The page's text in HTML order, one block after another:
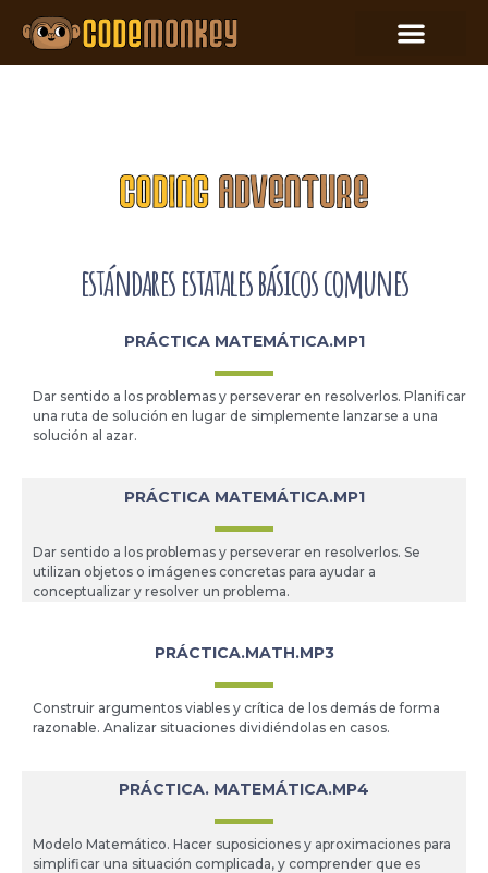
estándares estatales básicos comunes
PRÁCTICA MATEMÁTICA.MP1
Dar sentido a los problemas y perseverar en resolverlos. Planificar
una ruta de solución en lugar de simplemente lanzarse a una
solución al azar.
PRÁCTICA MATEMÁTICA.MP1
Dar sentido a los problemas y perseverar en resolverlos. Se
utilizan objetos o imágenes concretas para ayudar a
conceptualizar y resolver un problema.
PRÁCTICA.MATH.MP3
Construir argumentos viables y crítica de los demás de forma
razonable. Analizar situaciones dividiéndolas en casos.
PRÁCTICA. MATEMÁTICA.MP4
Modelo Matemático. Hacer suposiciones y aproximaciones para
simplificar una situación complicada, y comprender que es